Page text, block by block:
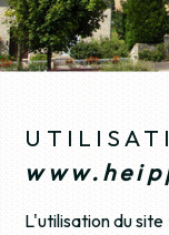
L'utilisation du site